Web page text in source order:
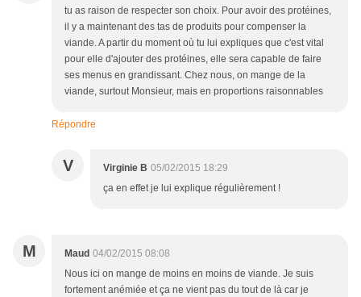
tu as raison de respecter son choix. Pour avoir des protéines,
il y a maintenant des tas de produits pour compenser la
viande. A partir du moment où tu lui expliques que c'est vital
pour elle d'ajouter des protéines, elle sera capable de faire
ses menus en grandissant. Chez nous, on mange de la
viande, surtout Monsieur, mais en proportions raisonnables
Répondre
V Virginie B 05/02/2015 18:29
ça en effet je lui explique régulièrement !
M Maud 04/02/2015 08:08
Nous ici on mange de moins en moins de viande. Je suis
fortement anémiée et ça ne vient pas du tout de là car je